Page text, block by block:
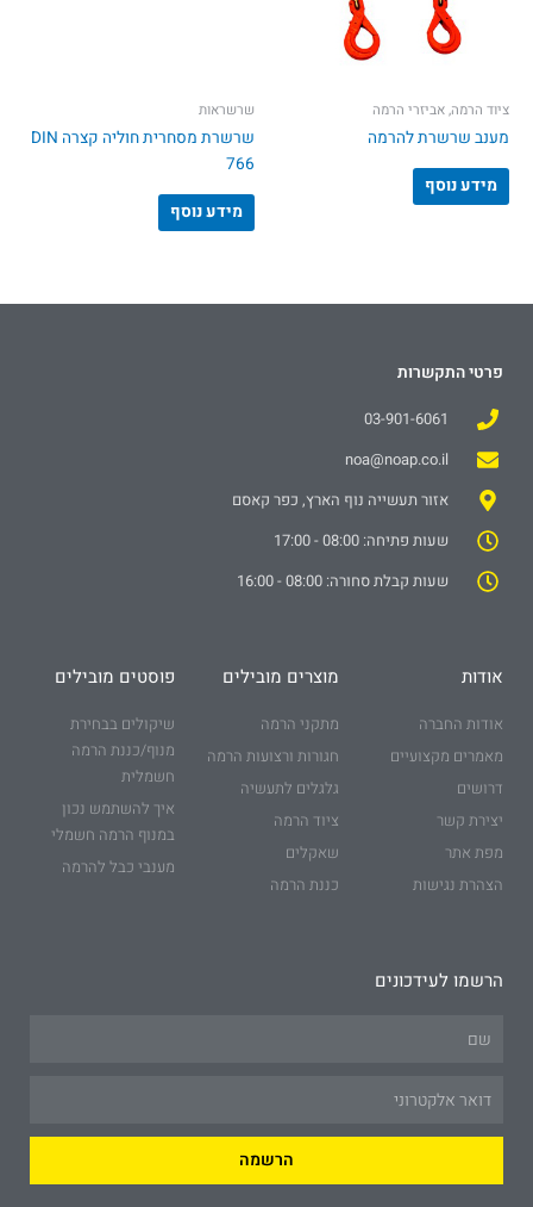
ציוד הרמה, אביזרי הרמה
מענב שרשרת להרמה
מידע נוסף
שרשראות
שרשרת מסחרית חוליה קצרה DIN
766
מידע נוסף
פרטי התקשרות
03-901-6061
noa@noap.co.il
אזור תעשייה נוף הארץ, כפר קאסם
שעות פתיחה: 08:00 - 17:00
שעות קבלת סחורה: 08:00 - 16:00
אודות
אודות החברה
מאמרים מקצועיים
דרושים
יצירת קשר
מפת אתר
הצהרת נגישות
מוצרים מובילים
מתקני הרמה
חגורות ורצועות הרמה
גלגלים לתעשיה
ציוד הרמה
שאקלים
כננת הרמה
פוסטים מובילים
שיקולים בבחירת
מנוף/כננת הרמה
חשמלית
איך להשתמש נכון
במנוף הרמה חשמלי
מענבי כבל להרמה
הרשמו לעידכונים
הרשמה